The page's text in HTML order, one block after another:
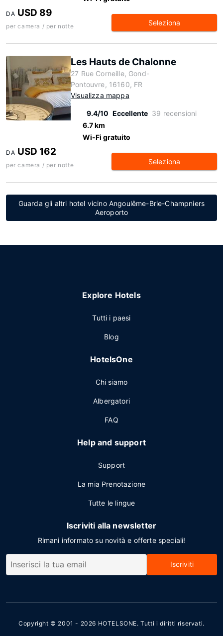
DA USD 89
per camera / per notte Seleziona
Les Hauts de Chalonne
27 Rue Corneille, Gond-
Pontouvre, 16160, FR
Visualizza mappa
9.4/10 Eccellente 39 recensioni
6.7 km
Wi-Fi gratuito
DA USD 162
per camera / per notte Seleziona
Guarda gli altri hotel vicino Angoulême-Brie-Champniers
Aeroporto
Explore Hotels
Tutti i paesi
Blog
HotelsOne
Chi siamo
Albergatori
FAQ
Help and support
Support
La mia Prenotazione
Tutte le lingue
Iscriviti alla newsletter
Rimani informato su novità e offerte speciali!
Iscriviti
Copyright © 2001 - 2026 HOTELSONE. Tutti i diritti riservati.